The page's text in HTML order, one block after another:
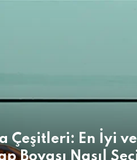
Çeşitleri: En İyi ve
Boyası Nasıl